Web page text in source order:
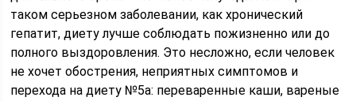
таком серьезном заболевании, как хронический
гепатит, диету лучше соблюдать пожизненно или до
полного выздоровления. Это несложно, если человек
не хочет обострения, неприятных симптомов и
перехода на диету №5а: переваренные каши, вареные